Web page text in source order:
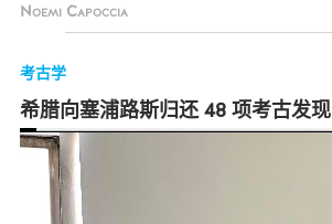
Noemi Capoccia
考古学
希腊向塞浦路斯归还 48 项考古发现